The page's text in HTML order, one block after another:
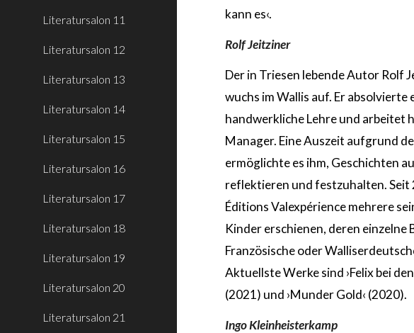
Literatursalon 11
Literatursalon 12
Literatursalon 13
Literatursalon 14
Literatursalon 15
Literatursalon 16
Literatursalon 17
Literatursalon 18
Literatursalon 19
Literatursalon 20
Literatursalon 21
kann es‹.
Rolf Jeitziner
Der in Triesen lebende Autor Rolf
wuchs im Wallis auf. Er absolvierte
handwerkliche Lehre und arbeitet
Manager. Eine Auszeit aufgrund
ermöglichte es ihm, Geschichten
reflektieren und festzuhalten. Seit
Éditions Valexpérience mehrere
Kinder erschienen, deren einzelne
Französische oder
Aktuellste Werke sind ›Felix bei
(2021) und ›Munder Gold‹ (2020).
Ingo Kleinheisterkamp